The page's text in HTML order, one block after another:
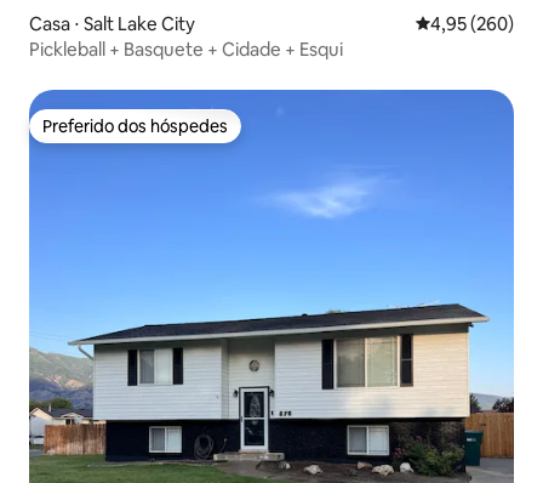
Casa ⋅ Salt Lake City 4,95 de uma
4,95 (260)
Pickleball + Basquete + Cidade + Esqui
Preferido dos hóspedes
Preferido dos hóspedes